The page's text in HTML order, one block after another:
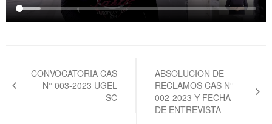
entradas
CONVOCATORIA CAS
N° 003-2023 UGEL
SC
ABSOLUCION DE
RECLAMOS CAS N°
002-2023 Y FECHA
DE ENTREVISTA